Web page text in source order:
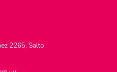
2265, Salto